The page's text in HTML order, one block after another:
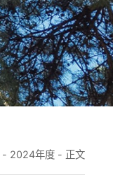
- 2024年度 - 正文